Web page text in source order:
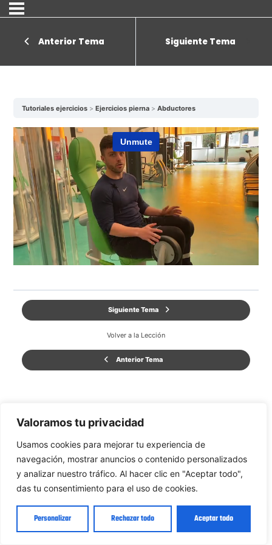
Valoramos tu privacidad
Usamos cookies para mejorar tu experiencia de
navegación, mostrar anuncios o contenido personalizados
y analizar nuestro tráfico. Al hacer clic en "Aceptar todo",
das tu consentimiento para el uso de cookies.
Personalizar Rechazar todo Aceptar todo
Anterior Tema Siguiente Tema
Tutoriales ejercicios Ejercicios pierna Abductores
Anterior Tema
Volver a la Lección
Siguiente Tema
Hola 👋 ¿Puedo ayudarte en algo?